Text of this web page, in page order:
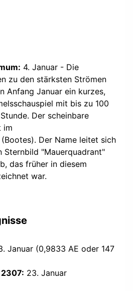
4. Januar - Die
zu den stärksten Strömen
Anfang Januar ein kurzes,
mit bis zu 100
Der scheinbare
im
Der Name leitet sich
Sternbild "Mauerquadrant"
das früher in diesem
war.
Januar (0,9833 AE oder 147
23. Januar